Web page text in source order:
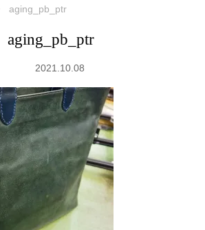
aging_pb_ptr
aging_pb_ptr
2021.10.08